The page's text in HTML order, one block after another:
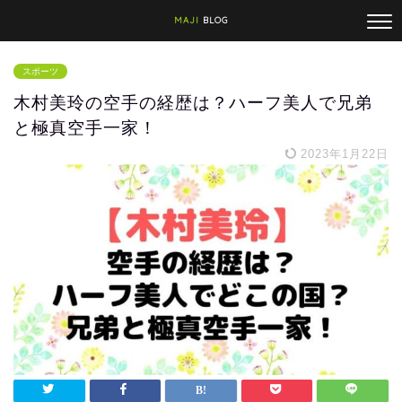
MAJI BLOG
スポーツ
木村美玲の空手の経歴は？ハーフ美人で兄弟
と極真空手一家！
2023年1月22日